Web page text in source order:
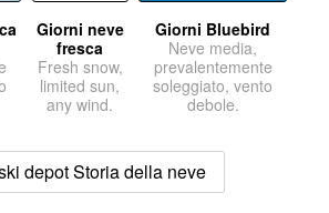
Giorni neve
fresca
Fresh snow,
limited sun,
any wind.
Giorni Bluebird
Neve media,
prevalentemente
soleggiato, vento
debole.
depot Storia della neve